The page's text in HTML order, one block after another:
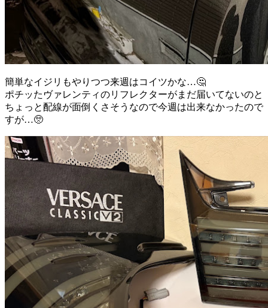
簡単なイジリもやりつつ来週はコイツかな…🤔
ポチッたヴァレンティのリフレクターがまだ届いてないのと
ちょっと配線が面倒くさそうなので今週は出来なかったので
すが…🥺